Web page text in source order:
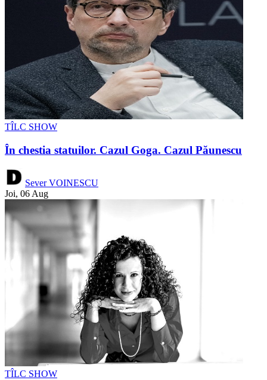
TÎLC SHOW
În chestia statuilor. Cazul Goga. Cazul Păunescu
Sever VOINESCU
Joi, 06 Aug
TÎLC SHOW